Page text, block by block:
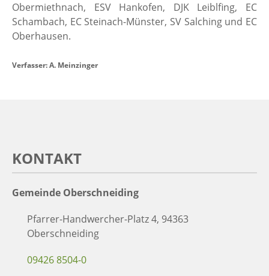
Obermiethnach, ESV Hankofen, DJK Leiblfing, EC
Schambach, EC Steinach-Münster, SV Salching und EC
Oberhausen.
Verfasser: A. Meinzinger
KONTAKT
Gemeinde Oberschneiding
Pfarrer-Handwercher-Platz 4, 94363
Oberschneiding
09426 8504-0